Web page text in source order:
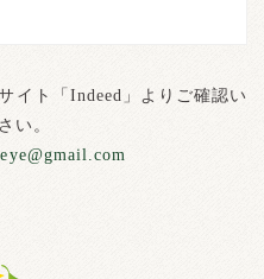
イト「Indeed」よりご確認い
い。